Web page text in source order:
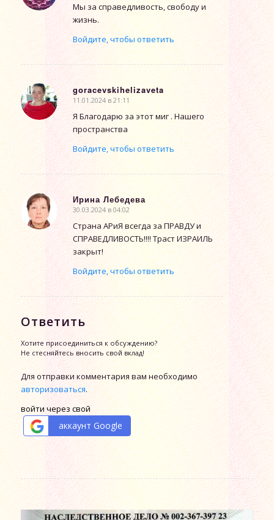
Мы за справедливость, свободу и
жизнь.
Войдите, чтобы ответить
goracevskihelizaveta
говорит:
11.01.2024 в 21:11
Я Благодарю за этот миг . Нашего
пространства
Войдите, чтобы ответить
Ирина Лебедева
говорит:
30.03.2024 в 04:02
Страна АРиЯ всегда за ПРАВДУ и
СПРАВЕДЛИВОСТЬ!!!! Траст ИЗРАИЛЬ
закрыт!
Войдите, чтобы ответить
Ответить
Хотите присоединиться к обсуждению?
Не стесняйтесь вносить свой вклад!
Для отправки комментария вам необходимо
авторизоваться.
войти через свой
аккаунт Google